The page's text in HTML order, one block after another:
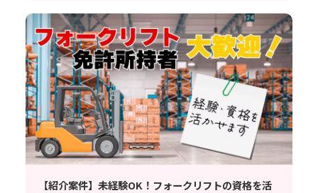
【紹介案件】未経験OK！フォークリフトの資格を活